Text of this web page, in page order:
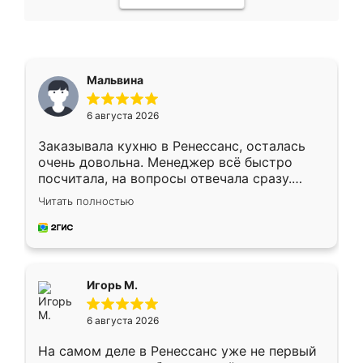
Мальвина
6 августа 2026
Заказывала кухню в Ренессанс, осталась
очень довольна. Менеджер всё быстро
посчитала, на вопросы отвечала сразу.
Замерщик приехал в субботу, подошёл к
делу со всей ответственностью. Собрали
за день, ребята работали аккуратно, даже
Читать полностью
Игорь М.
6 августа 2026
На самом деле в Ренессанс уже не первый